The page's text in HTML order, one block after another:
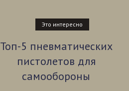
Это интересно
Топ-5 пневматических
пистолетов для
самообороны